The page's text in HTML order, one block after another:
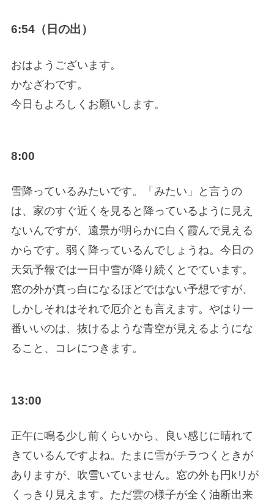
6:54（日の出）
おはようございます。
かなざわです。
今日もよろしくお願いします。
8:00
雪降っているみたいです。「みたい」と言うの
は、家のすぐ近くを見ると降っているように見え
ないんですが、遠景が明らかに白く霞んで見える
からです。弱く降っているんでしょうね。今日の
天気予報では一日中雪が降り続くとでています。
窓の外が真っ白になるほどではない予想ですが、
しかしそれはそれで厄介とも言えます。やはり一
番いいのは、抜けるような青空が見えるようにな
ること、コレにつきます。
13:00
正午に鳴る少し前くらいから、良い感じに晴れて
きているんですよね。たまに雪がチラつくときが
ありますが、吹雪いていません。窓の外も円kリが
くっきり見えます。ただ雲の様子が全く油断出来